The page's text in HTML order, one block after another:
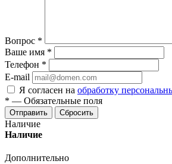
Вопрос *
Ваше имя *
Телефон *
E-mail
Я согласен на обработку
* — Обязательные поля
Отправить Сбросить
Наличие
Наличие
Дополнительно